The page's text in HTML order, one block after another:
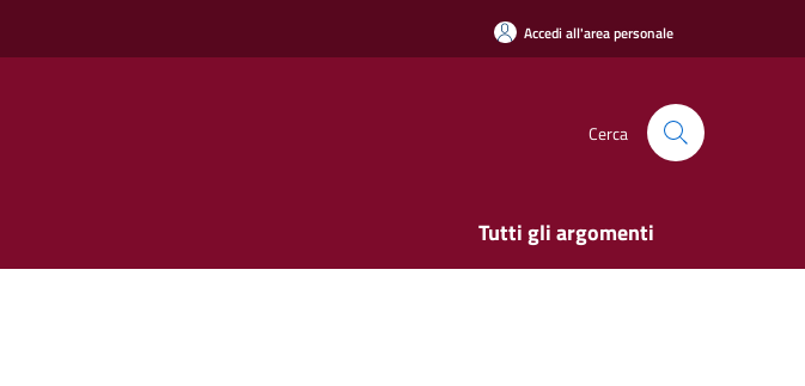
Accedi all'area personale
Cerca
Tutti gli argomenti